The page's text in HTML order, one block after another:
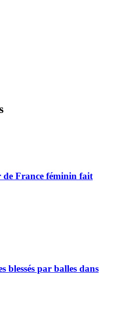
de France féminin fait
blessés par balles dans